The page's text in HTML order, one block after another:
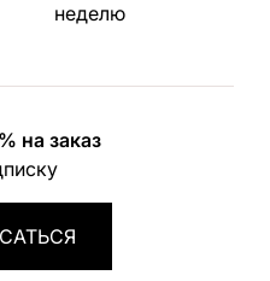
неделю
на заказ